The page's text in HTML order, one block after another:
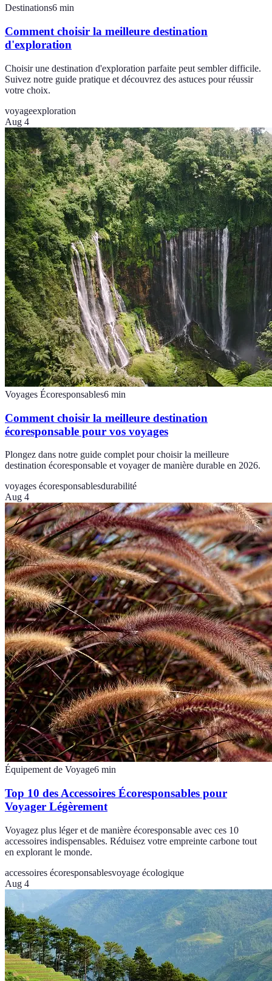
Destinations6 min
Comment choisir la meilleure destination
d'exploration
Choisir une destination d'exploration parfaite peut sembler difficile.
Suivez notre guide pratique et découvrez des astuces pour réussir
votre choix.
voyageexploration
Aug 4
Voyages Écoresponsables6 min
Comment choisir la meilleure destination
écoresponsable pour vos voyages
Plongez dans notre guide complet pour choisir la meilleure
destination écoresponsable et voyager de manière durable en 2026.
voyages écoresponsablesdurabilité
Aug 4
Équipement de Voyage6 min
Top 10 des Accessoires Écoresponsables pour
Voyager Légèrement
Voyagez plus léger et de manière écoresponsable avec ces 10
accessoires indispensables. Réduisez votre empreinte carbone tout
en explorant le monde.
accessoires écoresponsablesvoyage écologique
Aug 4